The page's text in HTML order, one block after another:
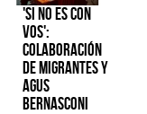
'Si No Es Con
Vos':
colaboración
de Migrantes y
Agus
Bernasconi